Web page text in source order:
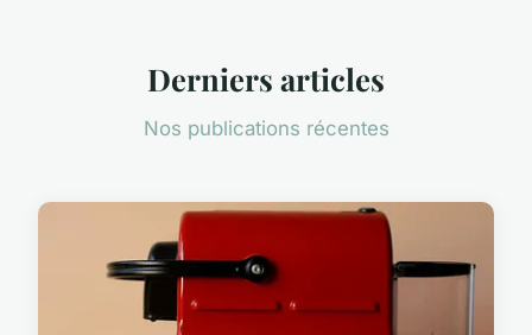
Derniers articles
Nos publications récentes